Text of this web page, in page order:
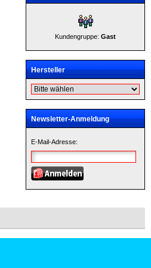
Kundengruppe: Gast
Hersteller
Newsletter-Anmeldung
E-Mail-Adresse: